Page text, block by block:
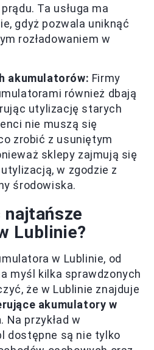
Ta usługa ma
gdyż pozwala uniknąć
rozładowaniem w
akumulatorów: Firmy
również dbają
utylizację starych
nie muszą się
zrobić z usuniętym
sklepy zajmują się
w zgodzie z
środowiska.
najtańsze
Lublinie?
w Lublinie, od
myśl kilka sprawdzonych
że w Lublinie znajduje
akumulatory w
. Na przykład w
dostępne są nie tylko